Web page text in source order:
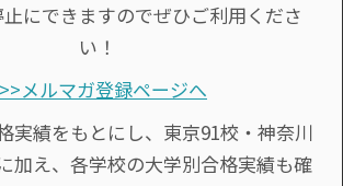
にできますのでぜひご利用くださ
い！
メルマガ登録ページへ
実績をもとにし、東京91校・神奈川
加え、各学校の大学別合格実績も確